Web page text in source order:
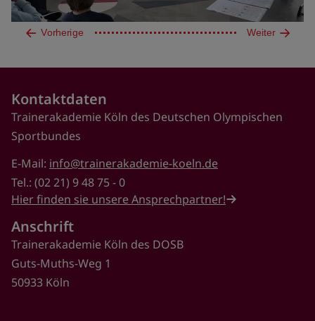
Vorherige Weiter
Kontaktdaten
Trainerakademie Köln des Deutschen Olympischen
Sportbundes
E-Mail: info@trainerakademie-koeln.de
Tel.: (02 21) 9 48 75 - 0
Hier finden sie unsere Ansprechpartner!
Anschrift
Trainerakademie Köln des DOSB
Guts-Muths-Weg 1
50933 Köln